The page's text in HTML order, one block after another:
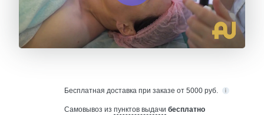
Бесплатная доставка при заказе от 5000 руб.
Самовывоз из пунктов выдачи бесплатно